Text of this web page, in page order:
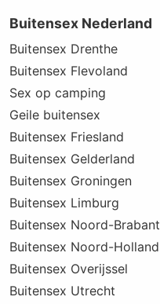
Buitensex Nederland
Buitensex Drenthe
Buitensex Flevoland
Sex op camping
Geile buitensex
Buitensex Friesland
Buitensex Gelderland
Buitensex Groningen
Buitensex Limburg
Buitensex Noord-Brabant
Buitensex Noord-Holland
Buitensex Overijssel
Buitensex Utrecht